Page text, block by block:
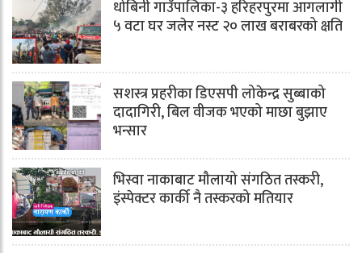
धोबिनी गाउँपालिका-३ हरिहरपुरमा आगलागी
५ वटा घर जलेर नस्ट २० लाख बराबरको क्षति
सशस्त्र प्रहरीका डिएसपी लोकेन्द्र सुब्बाको
दादागिरी, बिल वीजक भएको माछा बुझाए
भन्सार
भिस्वा नाकाबाट मौलायो संगठित तस्करी,
इंस्पेक्टर कार्की नै तस्करको मतियार